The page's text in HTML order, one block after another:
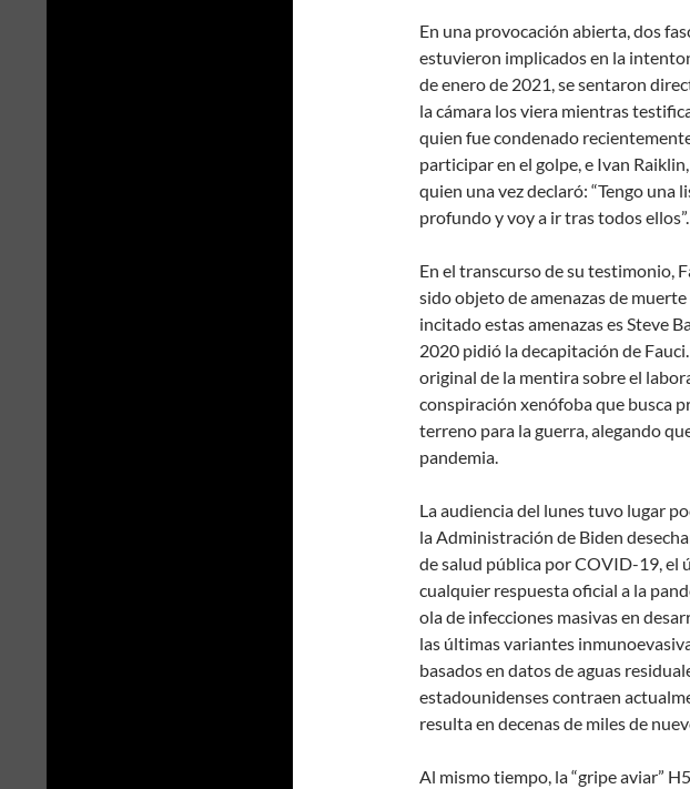
En una provocación abierta, dos
estuvieron implicados en la
de enero de 2021, se sentaron
la cámara los viera mientras
quien fue condenado
participar en el golpe, e Ivan
quien una vez declaró: “Tengo una
profundo y voy a ir tras todos ellos”.
En el transcurso de su testimonio,
sido objeto de amenazas de
incitado estas amenazas es Steve
2020 pidió la decapitación de
original de la mentira sobre el
conspiración xenófoba que busca
terreno para la guerra, alegando
pandemia.
La audiencia del lunes tuvo lugar
la Administración de Biden
de salud pública por COVID-19, el
cualquier respuesta oficial a la
ola de infecciones masivas en
las últimas variantes
basados en datos de aguas
estadounidenses contraen
resulta en decenas de miles de
Al mismo tiempo, la “gripe aviar”